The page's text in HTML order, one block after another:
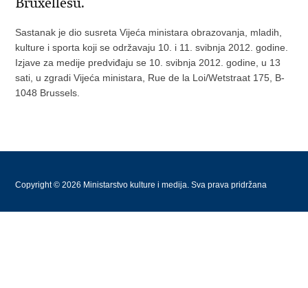
Sastanak je dio susreta Vijeća ministara obrazovanja, mladih,
kulture i sporta koji se održavaju 10. i 11. svibnja 2012. godine.
Izjave za medije predviđaju se 10. svibnja 2012. godine, u 13
sati, u zgradi Vijeća ministara, Rue de la Loi/Wetstraat 175, B-
1048 Brussels.
Copyright © 2026 Ministarstvo kulture i medija. Sva prava pridržana